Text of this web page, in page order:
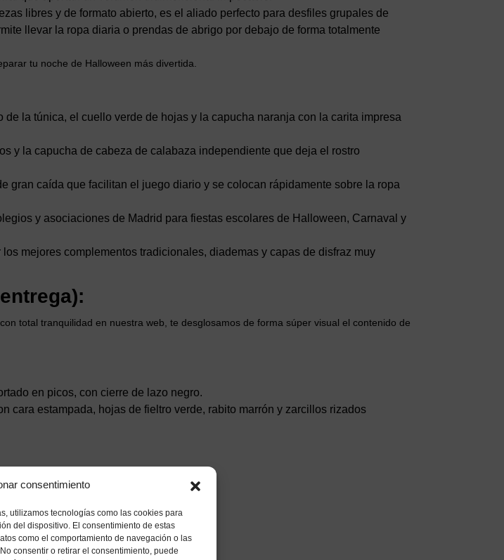
consentimiento
utilizamos tecnologías como las cookies para
del dispositivo. El consentimiento de estas
como el comportamiento de navegación o las
consentir o retirar el consentimiento, puede
libres y de formato abierto, es el aliado perfecto para desfiles grupales de
llevar la ropa diaria o prendas de abrigo por debajo de forma totalmente
tu noche de Halloween más divertida.
de la túnica, el cuello verde de hojas y la capucha naranja con la carita impresa
y la capucha de cabeza de calabaza independiente que deja el rostro
gran caída que facilitan el juego diario y se colocan rápidamente sobre la ropa
y asociaciones de Madrid para fiestas escolares de Halloween, Carnaval y
mejores complementos tradicionales, diademas y capas de disfraz muy
total tranquilidad en nuestra web, te desglosamos de forma súper visual el contenido de
en picos, con cierre de lazo negro.
cara estampada, hojas de fieltro verde, rabito marrón y zarcillos rizados
de terror).
en el listado de elementos incluidos).